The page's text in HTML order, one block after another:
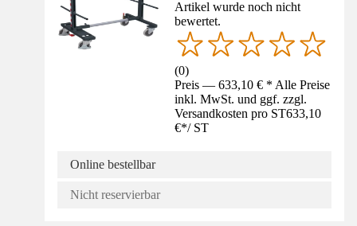
Artikel wurde noch nicht
bewertet.
(0)
Preis — 633,10 € * Alle Preise
inkl. MwSt. und ggf. zzgl.
Versandkosten pro ST633,10
€*/ ST
Online bestellbar
Nicht reservierbar